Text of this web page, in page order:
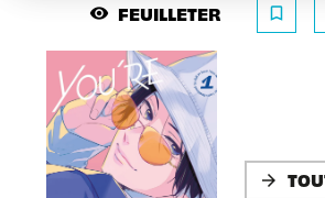
visibility FEUILLETER bookmark_border
arrow_forward